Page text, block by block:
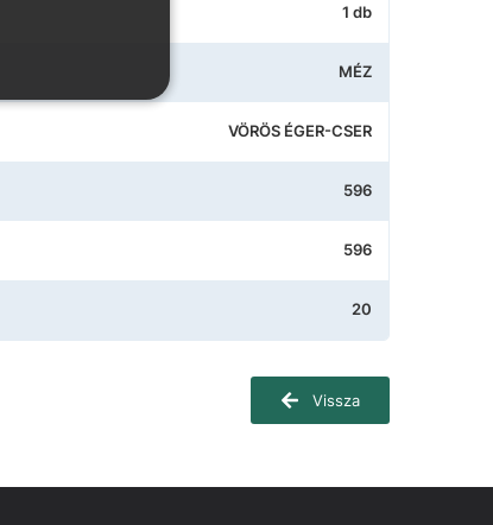
1 db
MÉZ
VÖRÖS ÉGER-CSER
596
596
20
Vissza